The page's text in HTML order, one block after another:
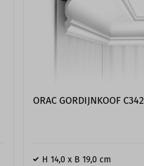
ORAC GORDIJNKOOF C342
H 14,0 x B 19,0 cm